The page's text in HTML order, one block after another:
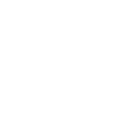
vier